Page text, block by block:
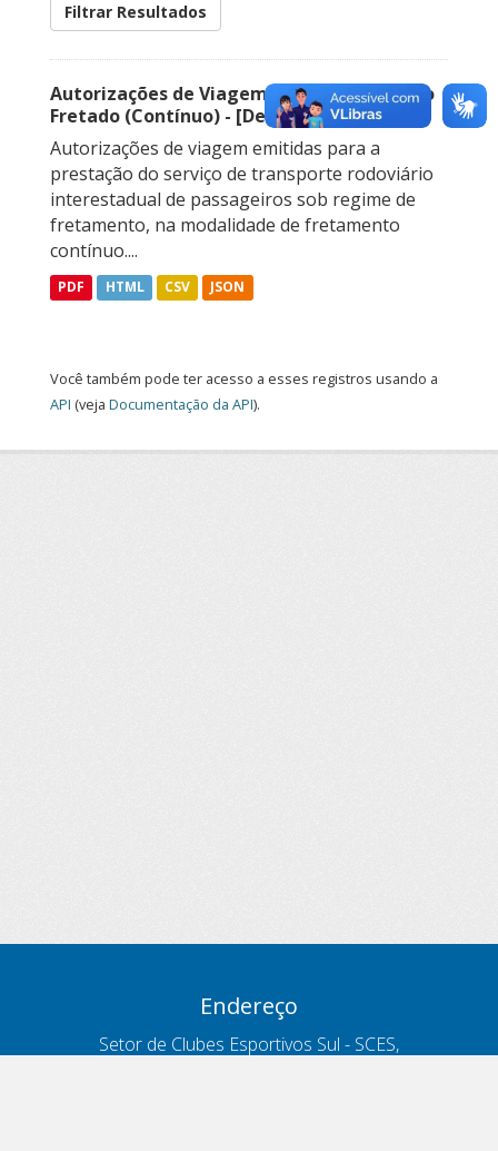
Filtrar Resultados
Autorizações de Viagem Nacional – Serviço
Fretado (Contínuo) - [Descontinuado]
Autorizações de viagem emitidas para a
prestação do serviço de transporte rodoviário
interestadual de passageiros sob regime de
fretamento, na modalidade de fretamento
contínuo....
PDF HTML CSV JSON
Você também pode ter acesso a esses registros usando a
API (veja Documentação da API).
Endereço
Setor de Clubes Esportivos Sul - SCES,